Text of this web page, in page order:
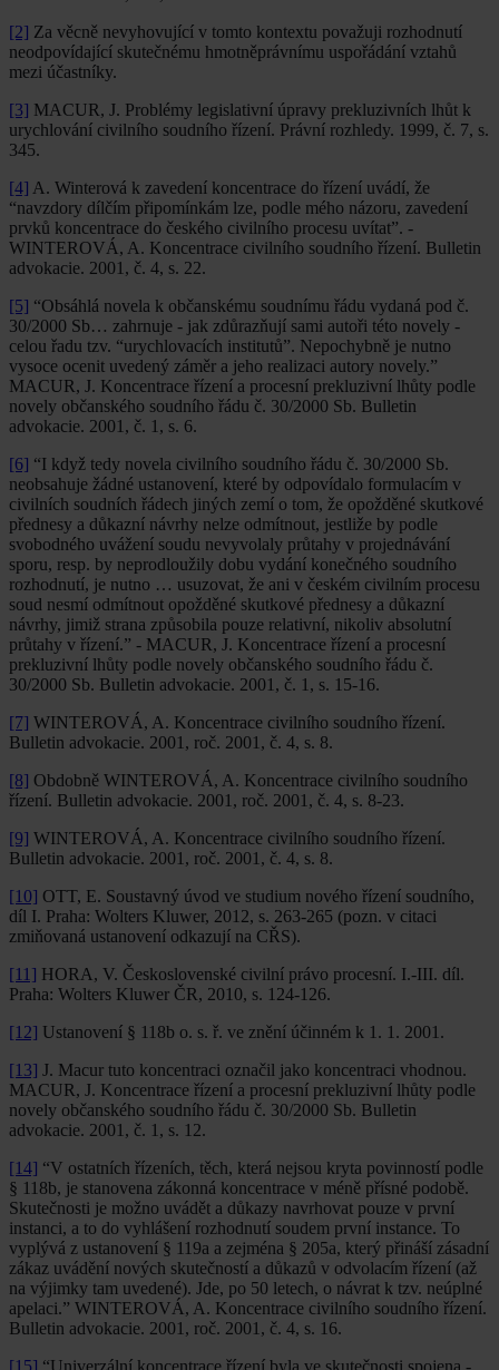
[2] Za věcně nevyhovující v tomto kontextu považuji rozhodnutí
neodpovídající skutečnému hmotněprávnímu uspořádání vztahů
mezi účastníky.
[3] MACUR, J. Problémy legislativní úpravy prekluzivních lhůt k
urychlování civilního soudního řízení. Právní rozhledy. 1999, č. 7, s.
345.
[4] A. Winterová k zavedení koncentrace do řízení uvádí, že
“navzdory dílčím připomínkám lze, podle mého názoru, zavedení
prvků koncentrace do českého civilního procesu uvítat”. -
WINTEROVÁ, A. Koncentrace civilního soudního řízení. Bulletin
advokacie. 2001, č. 4, s. 22.
[5] “Obsáhlá novela k občanskému soudnímu řádu vydaná pod č.
30/2000 Sb… zahrnuje - jak zdůrazňují sami autoři této novely -
celou řadu tzv. “urychlovacích institutů”. Nepochybně je nutno
vysoce ocenit uvedený záměr a jeho realizaci autory novely.”
MACUR, J. Koncentrace řízení a procesní prekluzivní lhůty podle
novely občanského soudního řádu č. 30/2000 Sb. Bulletin
advokacie. 2001, č. 1, s. 6.
[6] “I když tedy novela civilního soudního řádu č. 30/2000 Sb.
neobsahuje žádné ustanovení, které by odpovídalo formulacím v
civilních soudních řádech jiných zemí o tom, že opožděné skutkové
přednesy a důkazní návrhy nelze odmítnout, jestliže by podle
svobodného uvážení soudu nevyvolaly průtahy v projednávání
sporu, resp. by neprodloužily dobu vydání konečného soudního
rozhodnutí, je nutno … usuzovat, že ani v českém civilním procesu
soud nesmí odmítnout opožděné skutkové přednesy a důkazní
návrhy, jimiž strana způsobila pouze relativní, nikoliv absolutní
průtahy v řízení.” - MACUR, J. Koncentrace řízení a procesní
prekluzivní lhůty podle novely občanského soudního řádu č.
30/2000 Sb. Bulletin advokacie. 2001, č. 1, s. 15-16.
[7] WINTEROVÁ, A. Koncentrace civilního soudního řízení.
Bulletin advokacie. 2001, roč. 2001, č. 4, s. 8.
[8] Obdobně WINTEROVÁ, A. Koncentrace civilního soudního
řízení. Bulletin advokacie. 2001, roč. 2001, č. 4, s. 8-23.
[9] WINTEROVÁ, A. Koncentrace civilního soudního řízení.
Bulletin advokacie. 2001, roč. 2001, č. 4, s. 8.
[10] OTT, E. Soustavný úvod ve studium nového řízení soudního,
díl I. Praha: Wolters Kluwer, 2012, s. 263-265 (pozn. v citaci
zmiňovaná ustanovení odkazují na CŘS).
[11] HORA, V. Československé civilní právo procesní. I.-III. díl.
Praha: Wolters Kluwer ČR, 2010, s. 124-126.
[12] Ustanovení § 118b o. s. ř. ve znění účinném k 1. 1. 2001.
[13] J. Macur tuto koncentraci označil jako koncentraci vhodnou.
MACUR, J. Koncentrace řízení a procesní prekluzivní lhůty podle
novely občanského soudního řádu č. 30/2000 Sb. Bulletin
advokacie. 2001, č. 1, s. 12.
[14] “V ostatních řízeních, těch, která nejsou kryta povinností podle
§ 118b, je stanovena zákonná koncentrace v méně přísné podobě.
Skutečnosti je možno uvádět a důkazy navrhovat pouze v první
instanci, a to do vyhlášení rozhodnutí soudem první instance. To
vyplývá z ustanovení § 119a a zejména § 205a, který přináší zásadní
zákaz uvádění nových skutečností a důkazů v odvolacím řízení (až
na výjimky tam uvedené). Jde, po 50 letech, o návrat k tzv. neúplné
apelaci.” WINTEROVÁ, A. Koncentrace civilního soudního řízení.
Bulletin advokacie. 2001, roč. 2001, č. 4, s. 16.
[15] “Univerzální koncentrace řízení byla ve skutečnosti spojena -